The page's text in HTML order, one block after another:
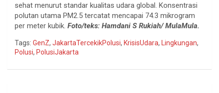
sehat menurut standar kualitas udara global. Konsentrasi
polutan utama PM2.5 tercatat mencapai 74.3 mikrogram
per meter kubik. Foto/teks: Hamdani S Rukiah/ MulaMula.
Tags: GenZ, JakartaTercekikPolusi, KrisisUdara, Lingkungan,
Polusi, PolusiJakarta